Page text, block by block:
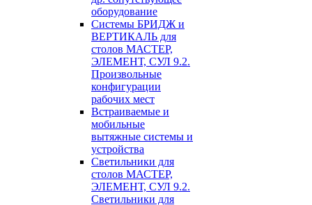
оборудование
Системы БРИДЖ и
ВЕРТИКАЛЬ для
столов МАСТЕР,
ЭЛЕМЕНТ, СУЛ 9.2.
Произвольные
конфигурации
рабочих мест
Встраиваемые и
мобильные
вытяжные системы и
устройства
Светильники для
столов МАСТЕР,
ЭЛЕМЕНТ, СУЛ 9.2.
Светильники для